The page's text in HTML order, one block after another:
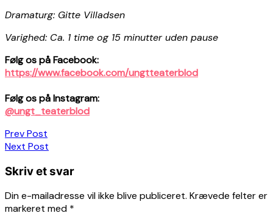
Dramaturg: Gitte Villadsen
Varighed: Ca. 1 time og 15 minutter uden pause
Følg os på Facebook:
https://www.facebook.com/ungtteaterblod
Følg os på Instagram:
@ungt_teaterblod
Indlægsnavigation
Prev Post
Next Post
Skriv et svar
Din e-mailadresse vil ikke blive publiceret. Krævede felter er
markeret med *